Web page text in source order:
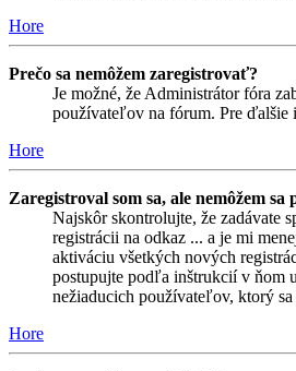
Hore
Prečo sa nemôžem zaregistrovať?
Je možné, že Administrátor fóra
používateľov na fórum. Pre ďalšie
Hore
Zaregistroval som sa, ale nemôžem
Najskôr skontrolujte, že zadávate
registrácii na odkaz ... a je mi
aktiváciu všetkých nových
postupujte podľa inštrukcií v ňom
nežiaducich používateľov, ktorý
Hore